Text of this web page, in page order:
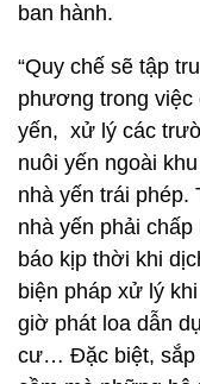
ban hành.
“Quy chế sẽ tập
phương trong
yến, xử lý các
nuôi yến ngoài
nhà yến trái phép.
nhà yến phải
báo kịp thời khi
biện pháp xử lý
giờ phát loa dẫn
cư… Đặc biệt, sắp